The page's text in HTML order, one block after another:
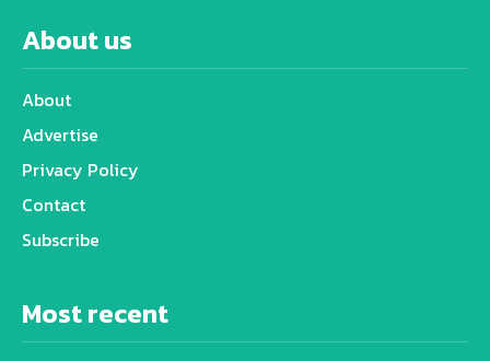
About us
About
Advertise
Privacy Policy
Contact
Subscribe
Most recent